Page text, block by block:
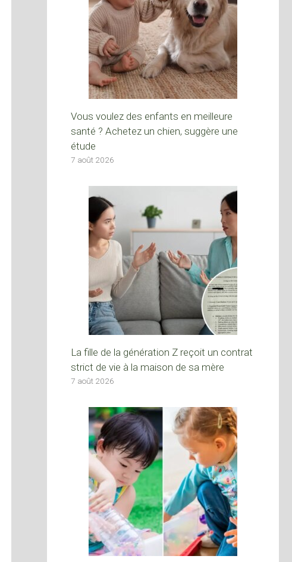
Vous voulez des enfants en meilleure
santé ? Achetez un chien, suggère une
étude
7 août 2026
La fille de la génération Z reçoit un contrat
strict de vie à la maison de sa mère
7 août 2026